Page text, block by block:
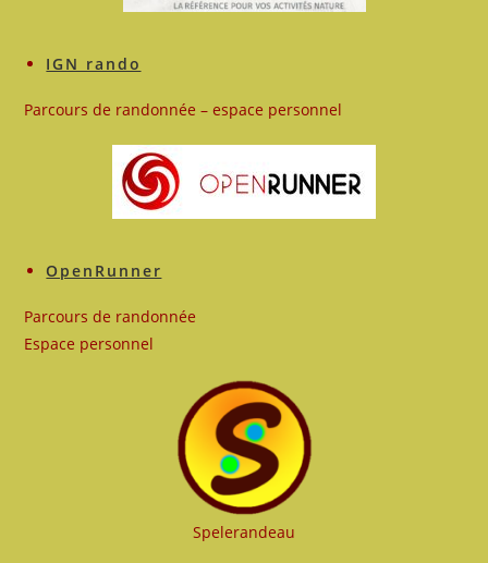
IGN rando
Parcours de randonnée – espace personnel
OpenRunner
Parcours de randonnée
Espace personnel
Spelerandeau